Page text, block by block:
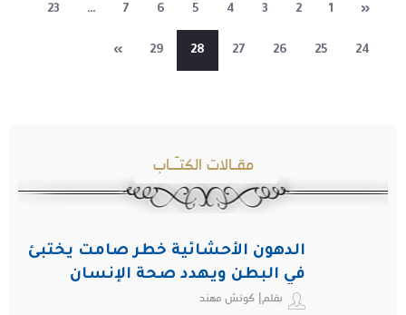
«
1
2
3
4
5
6
7
…
23
24
25
26
27
28
29
»
مقـالات الكتـّـاب
الدهون الأحشائية خطر صامت يختبئ
في البطن ويهدد صحة الإنسان
بقلم| كوتش مهند